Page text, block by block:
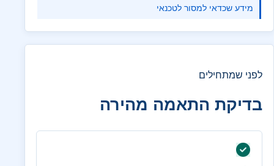
מידע שכדאי למסור לטכנאי
לפני שמתחילים
בדיקת התאמה מהירה